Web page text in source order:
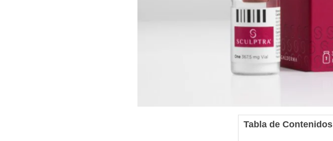
Tabla de Contenidos